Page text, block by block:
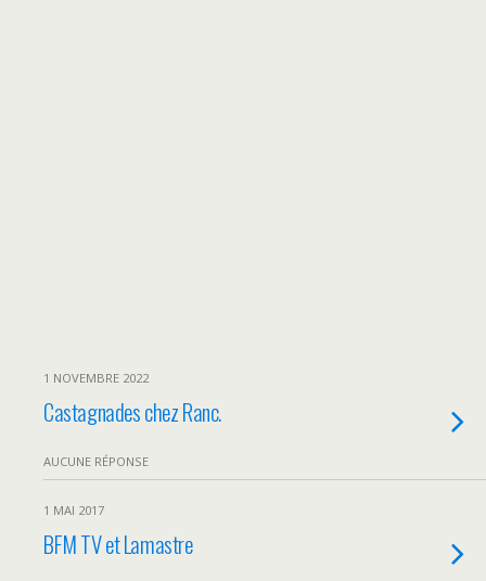
1 NOVEMBRE 2022
Castagnades chez Ranc.
AUCUNE RÉPONSE
1 MAI 2017
BFM TV et Lamastre